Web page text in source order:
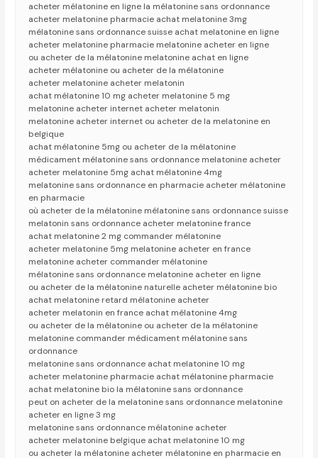
acheter mélatonine en ligne la mélatonine sans ordonnance
acheter melatonine pharmacie achat melatonine 3mg
mélatonine sans ordonnance suisse achat melatonine en ligne
acheter melatonine pharmacie melatonine acheter en ligne
ou acheter de la mélatonine melatonine achat en ligne
acheter mélatonine ou acheter de la mélatonine
acheter melatonine acheter melatonin
achat mélatonine 10 mg acheter melatonine 5 mg
melatonine acheter internet acheter melatonin
melatonine acheter internet ou acheter de la melatonine en
belgique
achat mélatonine 5mg ou acheter de la mélatonine
médicament mélatonine sans ordonnance melatonine acheter
acheter melatonine 5mg achat mélatonine 4mg
melatonine sans ordonnance en pharmacie acheter mélatonine
en pharmacie
où acheter de la mélatonine mélatonine sans ordonnance suisse
melatonin sans ordonnance acheter melatonine france
achat melatonine 2 mg commander mélatonine
acheter melatonine 5mg melatonine acheter en france
melatonine acheter commander mélatonine
mélatonine sans ordonnance melatonine acheter en ligne
ou acheter de la mélatonine naturelle acheter mélatonine bio
achat melatonine retard mélatonine acheter
acheter melatonin en france achat mélatonine 4mg
ou acheter de la mélatonine ou acheter de la mélatonine
melatonine commander médicament mélatonine sans
ordonnance
melatonine sans ordonnance achat melatonine 10 mg
acheter melatonine pharmacie achat mélatonine pharmacie
achat melatonine bio la mélatonine sans ordonnance
peut on acheter de la melatonine sans ordonnance melatonine
acheter en ligne 3 mg
melatonine sans ordonnance mélatonine acheter
acheter melatonine belgique achat melatonine 10 mg
ou acheter la mélatonine acheter mélatonine en pharmacie en